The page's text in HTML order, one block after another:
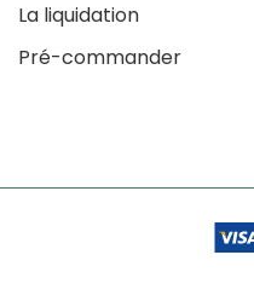
La liquidation
Pré-commander